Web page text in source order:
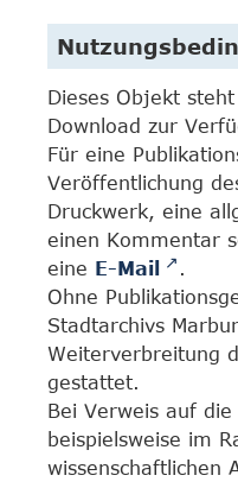
Dieses Objekt
Download zur
Für eine
Veröffentlichung
Druckwerk, eine
einen Kommentar
eine E-Mail
.
Ohne
Stadtarchivs
Weiterverbreitung
gestattet.
Bei Verweis auf die
beispielsweise im
wissenschaftlichen